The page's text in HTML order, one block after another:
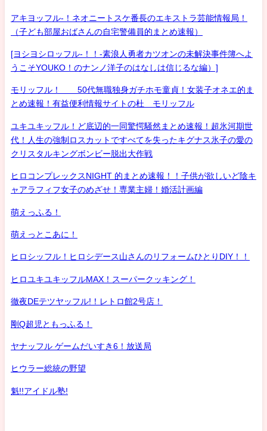
アキヨッフル-！ネオニートスケ番長のエキストラ芸能情報局！
（子ども部屋おばさんの自宅警備員的まとめ速報）
[ヨシヨシロッフル-！！-素浪人勇者カツオンの未解決事件簿へよ
うこそYOUKO！のナンノ洋子のはなしは信じるな編）]
モリッフル！ 50代無職独身ガチホモ童貞！女装子オネエ的ま
とめ速報！有益便利情報サイトの杜 モリッフル
ユキユキッフル！ど底辺的一同驚愕騒然まとめ速報！超氷河期世
代！人生の強制ロスカットですべてを失ったキグナス氷子の愛の
クリスタルキングボンビー脱出大作戦
ヒロコンプレックスNIGHT 的まとめ速報！！子供が欲しいど陰キ
ャアラフィフ女子のめざせ！専業主婦！婚活計画編
萌えっふる！
萌えっとこあに！
ヒロシッフル！ヒロシデース山さんのリフォームひとりDIY！！
ヒロユキユキッフルMAX！スーパークッキング！
徹夜DEテツヤッフル!！レトロ館2号店！
剛Q超児ともっふる！
ヤナッフル ゲームだいすき6！放送局
ヒウラー総統の野望
魁!!アイドル塾!